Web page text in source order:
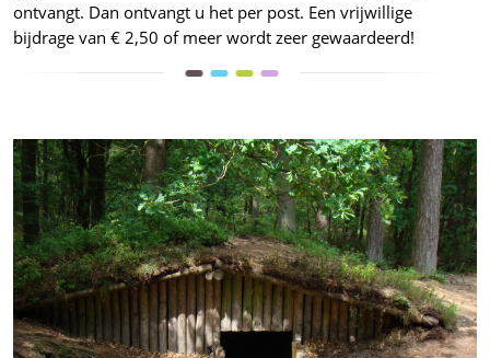
ontvangt. Dan ontvangt u het per post. Een vrijwillige
bijdrage van € 2,50 of meer wordt zeer gewaardeerd!